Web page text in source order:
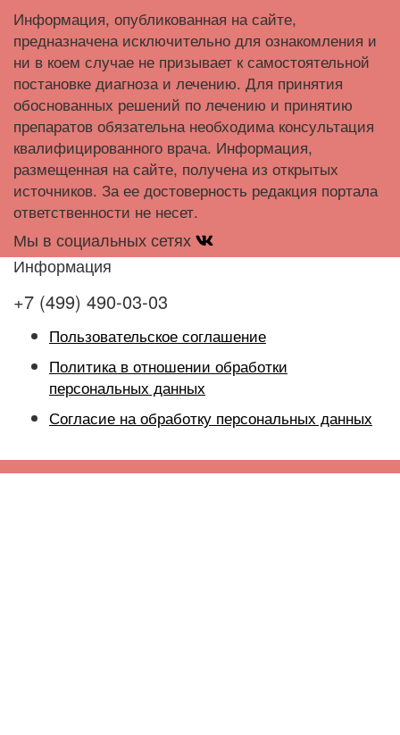
Информация, опубликованная на сайте,
предназначена исключительно для ознакомления и
ни в коем случае не призывает к самостоятельной
постановке диагноза и лечению. Для принятия
обоснованных решений по лечению и принятию
препаратов обязательна необходима консультация
квалифицированного врача. Информация,
размещенная на сайте, получена из открытых
источников. За ее достоверность редакция портала
ответственности не несет.
Мы в социальных сетях
Информация
+7 (499) 490-03-03
Пользовательское соглашение
Политика в отношении обработки
персональных данных
Согласие на обработку персональных данных